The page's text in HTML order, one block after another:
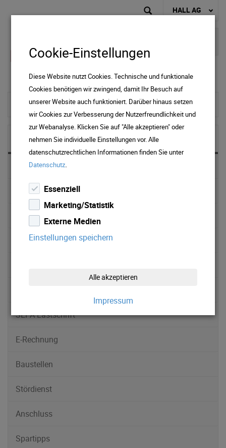
HALL AG
zur Startseite
Service
ONLINE Services
Energieberatung
Photovoltaik
Kundenportal
SEPA Lastschrift
E-Rechnung
Baustellen
Stördienst
Anschluss
Spartipps
Cookie-Einstellungen
Diese Website nutzt Cookies. Technische und funktionale
Cookies benötigen wir zwingend, damit Ihr Besuch auf
unserer Website auch funktioniert. Darüber hinaus setzen
wir Cookies zur Verbesserung der Nutzerfreundlichkeit und
zur Webanalyse. Klicken Sie auf "Alle akzeptieren" oder
nehmen Sie individuelle Einstellungen vor. Alle
datenschutzrechtlichen Informationen finden Sie unter
Datenschutz.
Essenziell
Marketing/Statistik
Externe Medien
Einstellungen speichern
Alle akzeptieren
Impressum